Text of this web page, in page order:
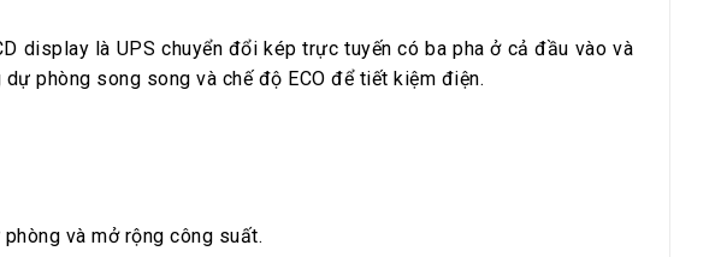
display là UPS chuyển đổi kép trực tuyến có ba pha ở cả đầu vào và
phòng song song và chế độ ECO để tiết kiệm điện.
và mở rộng công suất.